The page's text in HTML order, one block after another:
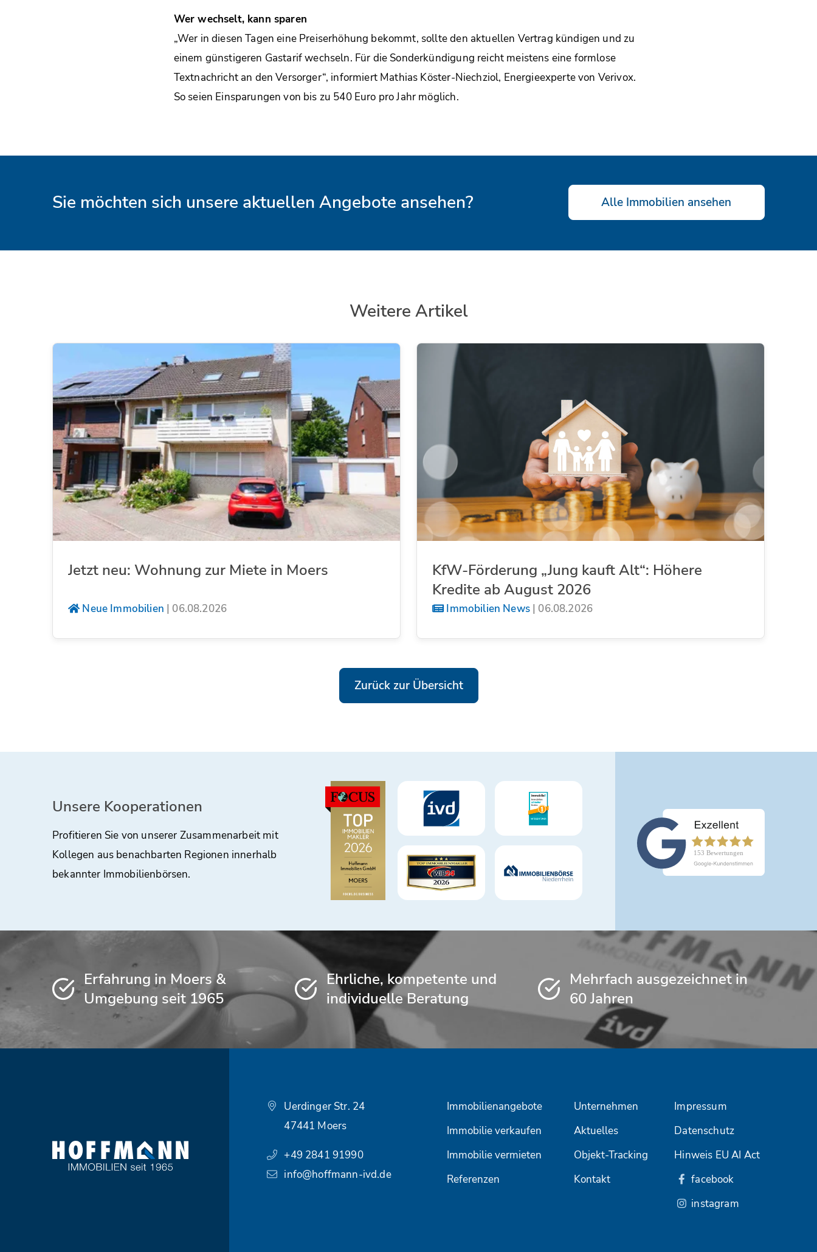
Wer wechselt, kann sparen
„Wer in diesen Tagen eine Preiserhöhung bekommt, sollte den aktuellen Vertrag kündigen und zu
einem günstigeren Gastarif wechseln. Für die Sonderkündigung reicht meistens eine formlose
Textnachricht an den Versorger“, informiert Mathias Köster-Niechziol, Energieexperte von Verivox.
So seien Einsparungen von bis zu 540 Euro pro Jahr möglich.
Sie möchten sich unsere aktuellen Angebote ansehen? Alle Immobilien ansehen
Weitere Artikel
Jetzt neu: Wohnung zur Miete in Moers
Neue Immobilien | 06.08.2026
KfW-Förderung „Jung kauft Alt“: Höhere
Kredite ab August 2026
Immobilien News| 06.08.2026
Zurück zur Übersicht
Unsere Kooperationen
Profitieren Sie von unserer Zusammenarbeit mit
Kollegen aus benachbarten Regionen innerhalb
bekannter Immobilienbörsen.
Erfahrung in Moers &
Umgebung seit 1965
Ehrliche, kompetente und
individuelle Beratung
Mehrfach ausgezeichnet in
60 Jahren
Uerdinger Str. 24
47441 Moers
+49 2841 91990
info@hoffmann-ivd.de
Immobilienangebote
Unternehmen
Immobilie verkaufen
Aktuelles
Immobilie vermieten
Objekt-Tracking
Referenzen
Kontakt
Impressum
Datenschutz
Hinweis EU AI Act
facebook
instagram